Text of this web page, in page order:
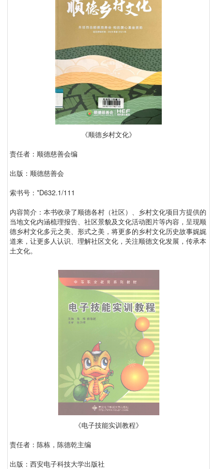
《顺德乡村文化》
责任者：顺德慈善会编
出版：顺德慈善会
索书号：*D632.1/111
内容简介：本书收录了顺德各村（社区）、乡村文化项目方提供的
当地文化内涵梳理报告、社区景貌及文化活动图片等内容，呈现顺
德乡村文化多元之美、形式之美，将更多的乡村文化历史故事娓娓
道来，让更多人认识、理解社区文化，关注顺德文化发展，传承本
土文化。
《电子技能实训教程》
责任者：陈栋，陈德乾主编
出版：西安电子科技大学出版社